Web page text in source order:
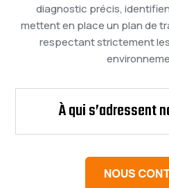
diagnostic précis,
mettent en place un plan de
respectant strictement
À qui s’adressent
NOUS